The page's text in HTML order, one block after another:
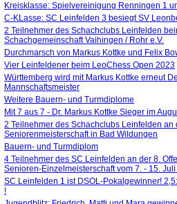
Kreisklasse: Spielvereinigung Renningen 1
C-KLasse: SC Leinfelden 3 besiegt SV
2 Teilnehmer des Schachclubs Leinfelden
Schachgemeinschaft Vaihingen / Rohr e.V.
Durchmarsch von Markus Kottke und Felix
Vier Leinfeldener beim LeoChess Open 2023
Württemberg wird mit Markus Kottke erneut
Mannschaftsmeister
Weitere Bauern- und Turmdiplome
Mit 7 aus 7 - Dr. Markus Kottke Sieger im
2 Teilnehmer des Schachclubs Leinfelden an
Seniorenmeisterschaft in Bad Wildungen
Bauern- und Turmdiplom
4 Teilnehmer des SC Leinfelden an der 8.
Senioren-Einzelmeisterschaft vom 7. - 15.
SC Leinfelden 1 ist DSOL-Pokalgewinner!
!